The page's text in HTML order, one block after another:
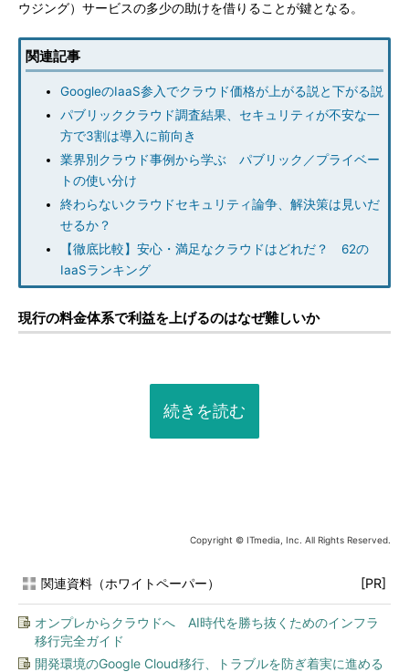
ウジング）サービスの多少の助けを借りることが鍵となる。
関連記事
GoogleのIaaS参入でクラウド価格が上がる説と下がる説
パブリッククラウド調査結果、セキュリティが不安な一
方で3割は導入に前向き
業界別クラウド事例から学ぶ パブリック／プライベー
トの使い分け
終わらないクラウドセキュリティ論争、解決策は見いだ
せるか？
【徹底比較】安心・満足なクラウドはどれだ？ 62の
IaaSランキング
現行の料金体系で利益を上げるのはなぜ難しいか
続きを読む
Copyright © ITmedia, Inc. All Rights Reserved.
関連資料（ホワイトペーパー） [PR]
オンプレからクラウドへ AI時代を勝ち抜くためのインフラ
移行完全ガイド
開発環境のGoogle Cloud移行、トラブルを防ぎ着実に進める